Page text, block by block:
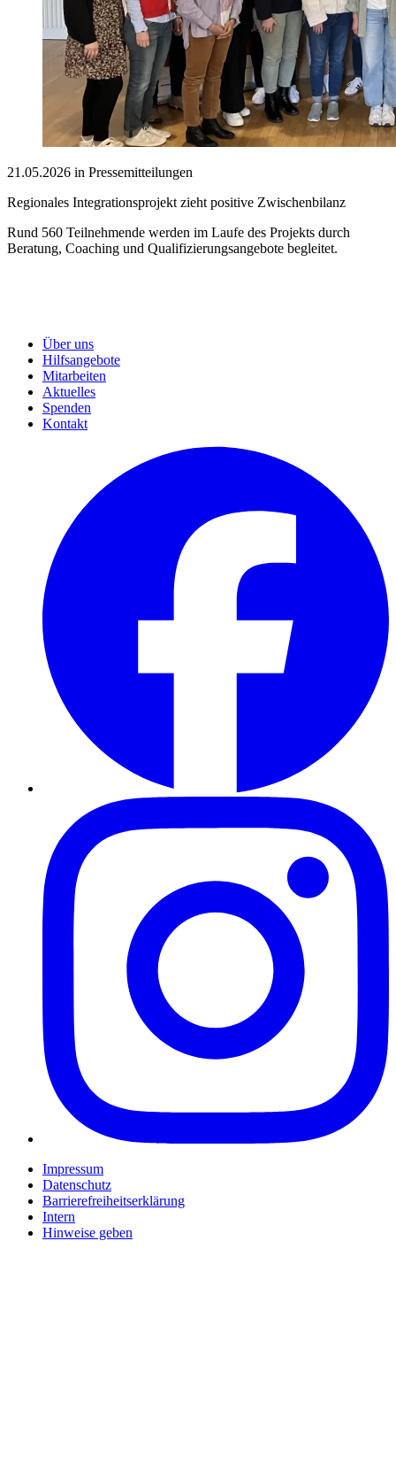
21.05.2026 in Pressemitteilungen
Regionales Integrationsprojekt zieht positive Zwischenbilanz
Rund 560 Teilnehmende werden im Laufe des Projekts durch
Beratung, Coaching und Qualifizierungsangebote begleitet.
Über uns
Hilfsangebote
Mitarbeiten
Aktuelles
Spenden
Kontakt
Impressum
Datenschutz
Barrierefreiheitserklärung
Intern
Hinweise geben